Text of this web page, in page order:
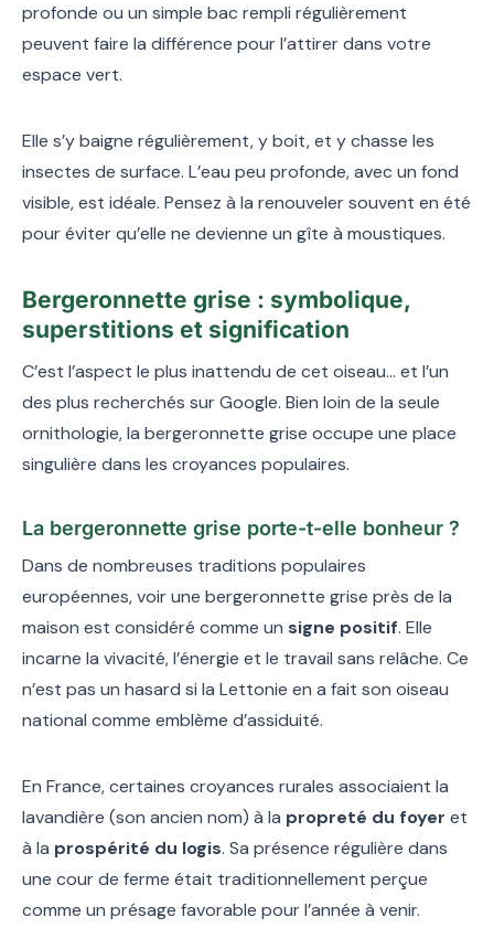
profonde ou un simple bac rempli régulièrement
peuvent faire la différence pour l’attirer dans votre
espace vert.
Elle s’y baigne régulièrement, y boit, et y chasse les
insectes de surface. L’eau peu profonde, avec un fond
visible, est idéale. Pensez à la renouveler souvent en été
pour éviter qu’elle ne devienne un gîte à moustiques.
Bergeronnette grise : symbolique,
superstitions et signification
C’est l’aspect le plus inattendu de cet oiseau… et l’un
des plus recherchés sur Google. Bien loin de la seule
ornithologie, la bergeronnette grise occupe une place
singulière dans les croyances populaires.
La bergeronnette grise porte-t-elle bonheur ?
Dans de nombreuses traditions populaires
européennes, voir une bergeronnette grise près de la
maison est considéré comme un signe positif. Elle
incarne la vivacité, l’énergie et le travail sans relâche. Ce
n’est pas un hasard si la Lettonie en a fait son oiseau
national comme emblème d’assiduité.
En France, certaines croyances rurales associaient la
lavandière (son ancien nom) à la propreté du foyer et
à la prospérité du logis. Sa présence régulière dans
une cour de ferme était traditionnellement perçue
comme un présage favorable pour l’année à venir.